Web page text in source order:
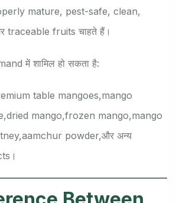
mature, pest-safe, clean,
traceable fruits चाहते हैं।
में शामिल हो सकता है:
table mangoes,mango
dried mango,frozen mango,mango
aamchur powder,और अन्य